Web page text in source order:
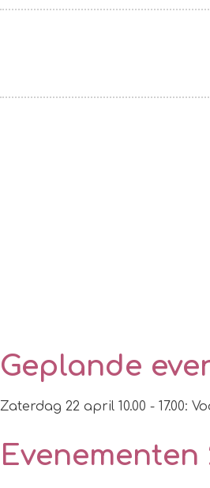
Geplande
Zaterdag 22 april 10.00 - 17.00:
Evenementen